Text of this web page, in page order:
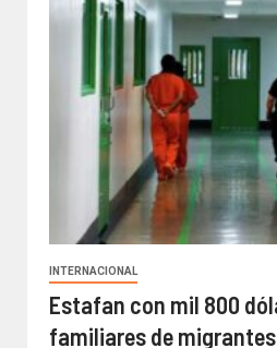
INTERNACIONAL
Estafan con mil 800
familiares de